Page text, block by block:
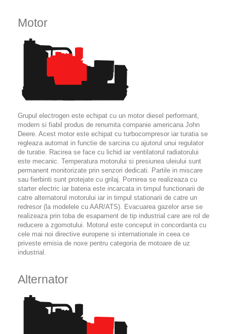
Motor
Grupul electrogen este echipat cu un motor diesel performant,
modern si fiabil produs de renumita companie americana John
Deere. Acest motor este echipat cu turbocompresor iar turatia se
regleaza automat in functie de sarcina cu ajutorul unui regulator
de turatie. Racirea se face cu lichid iar ventilatorul radiatorului
este mecanic. Temperatura motorului si presiunea uleiului sunt
permanent monitorizate prin senzori dedicati. Partile in miscare
sau fierbinti sunt protejate cu grilaj. Pornirea se realizeaza cu
starter electric iar bateria este incarcata in timpul functionarii de
catre alternatorul motorului iar in timpul stationarii de catre un
redresor (la modelele cu AAR/ATS). Evacuarea gazelor arse se
realizeaza prin toba de esapament de tip industrial care are rol de
reducere a zgomotului. Motorul este conceput in concordanta cu
cele mai noi directive europene si internationale in ceea ce
priveste emisia de noxe pentru categoria de motoare de uz
industrial.
Alternator